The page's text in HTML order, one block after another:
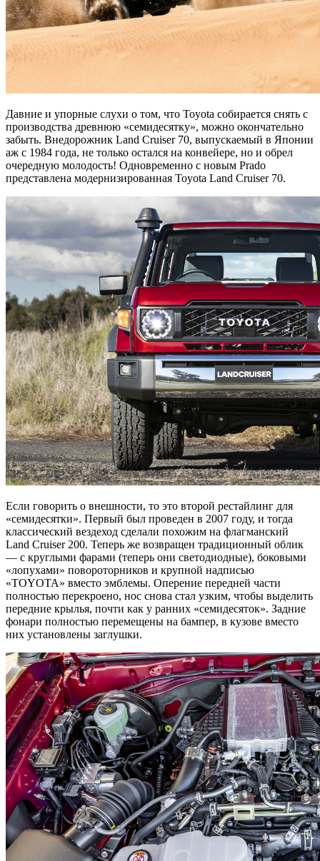
Давние и упорные слухи о том, что Toyota собирается снять с
производства древнюю «семидесятку», можно окончательно
забыть. Внедорожник Land Cruiser 70, выпускаемый в Японии
аж с 1984 года, не только остался на конвейере, но и обрел
очередную молодость! Одновременно с новым Prado
представлена модернизированная Toyota Land Cruiser 70.
Если говорить о внешности, то это второй рестайлинг для
«семидесятки». Первый был проведен в 2007 году, и тогда
классический вездеход сделали похожим на флагманский
Land Cruiser 200. Теперь же возвращен традиционный облик
— с круглыми фарами (теперь они светодиодные), боковыми
«лопухами» повороторников и крупной надписью
«TOYOTA» вместо эмблемы. Оперение передней части
полностью перекроено, нос снова стал узким, чтобы выделить
передние крылья, почти как у ранних «семидесяток». Задние
фонари полностью перемещены на бампер, в кузове вместо
них установлены заглушки.